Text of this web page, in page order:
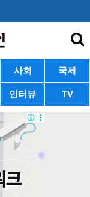
사회 국제
인터뷰 TV